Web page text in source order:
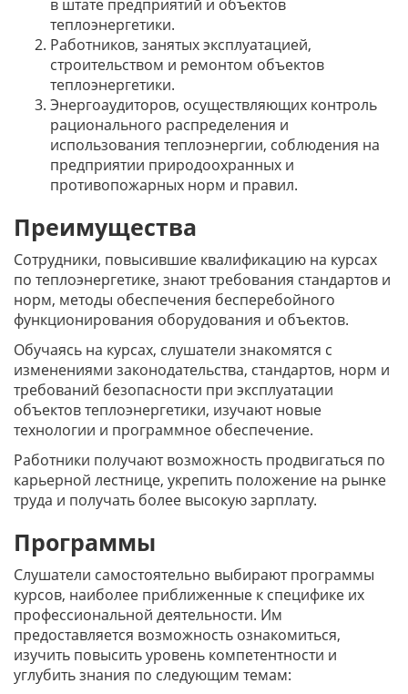
в штате предприятий и объектов
теплоэнергетики.
Работников, занятых эксплуатацией,
строительством и ремонтом объектов
теплоэнергетики.
Энергоаудиторов, осуществляющих контроль
рационального распределения и
использования теплоэнергии, соблюдения на
предприятии природоохранных и
противопожарных норм и правил.
Преимущества
Сотрудники, повысившие квалификацию на курсах
по теплоэнергетике, знают требования стандартов и
норм, методы обеспечения бесперебойного
функционирования оборудования и объектов.
Обучаясь на курсах, слушатели знакомятся с
изменениями законодательства, стандартов, норм и
требований безопасности при эксплуатации
объектов теплоэнергетики, изучают новые
технологии и программное обеспечение.
Работники получают возможность продвигаться по
карьерной лестнице, укрепить положение на рынке
труда и получать более высокую зарплату.
Программы
Слушатели самостоятельно выбирают программы
курсов, наиболее приближенные к специфике их
профессиональной деятельности. Им
предоставляется возможность ознакомиться,
изучить повысить уровень компетентности и
углубить знания по следующим темам: